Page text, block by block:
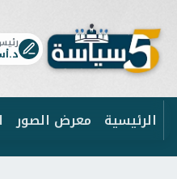
الرئيسية معرض الصور